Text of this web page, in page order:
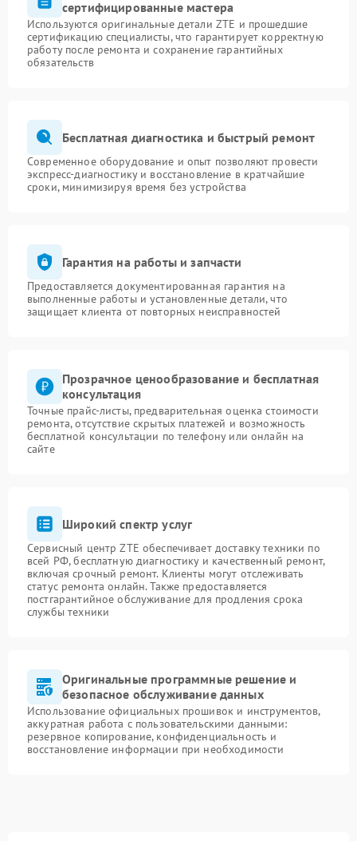
сертифицированные мастера
Используются оригинальные детали ZTE и прошедшие
сертификацию специалисты, что гарантирует корректную
работу после ремонта и сохранение гарантийных
обязательств
Бесплатная диагностика и быстрый ремонт
Современное оборудование и опыт позволяют провести
экспресс-диагностику и восстановление в кратчайшие
сроки, минимизируя время без устройства
Гарантия на работы и запчасти
Предоставляется документированная гарантия на
выполненные работы и установленные детали, что
защищает клиента от повторных неисправностей
Прозрачное ценообразование и бесплатная
консультация
Точные прайс-листы, предварительная оценка стоимости
ремонта, отсутствие скрытых платежей и возможность
бесплатной консультации по телефону или онлайн на
сайте
Широкий спектр услуг
Сервисный центр ZTE обеспечивает доставку техники по
всей РФ, бесплатную диагностику и качественный ремонт,
включая срочный ремонт. Клиенты могут отслеживать
статус ремонта онлайн. Также предоставляется
постгарантийное обслуживание для продления срока
службы техники
Оригинальные программные решение и
безопасное обслуживание данных
Использование официальных прошивок и инструментов,
аккуратная работа с пользовательскими данными:
резервное копирование, конфиденциальность и
восстановление информации при необходимости